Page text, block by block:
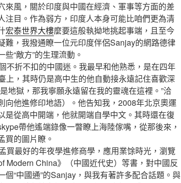
風，關於印度與中國在經濟、軍事等方面的差
注目。作為弱方，印度人本身可能比咱們更為清
宏泰世界大樓麼要這般執拗地挑起事端，且至今
難，我撥通瞭一位元印度伴侶Sanjay的網路德律
“敵方”的生理流動。
折不扣的中國迷。我最早和他熟悉，是在四年
上，其時仍是高中生的他自動接永遠記住喜歡深
地獄，那我寧願永遠留在我的靈魂在這裡。”洽
向他進修印地語）。他告知我，2008年北京奧運
是從高中開端，他就開端自學中文。其時還在復
帶他遙端錄像一瞥瞭上海陸傢嘴，從那後來，
買的圖片瞭。
最好的年夜學進修商學，應用業馀時光，瀏覽
Modern China》（中國近代史）等書，對中國反
個“中國通”的Sanjay，與我有著許多配合話題。與